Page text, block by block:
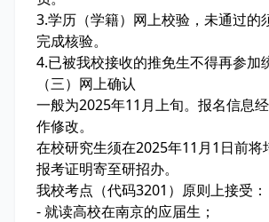
3.学历（学籍）网上校验，未通过的
完成核验。
4.已被我校接收的推免生不得再参加
（三）网上确认
一般为2025年11月上旬。报名信息
作修改。
在校研究生须在2025年11月1日前将
报考证明寄至研招办。
我校考点（代码3201）原则上接受：
- 就读高校在南京的应届生；